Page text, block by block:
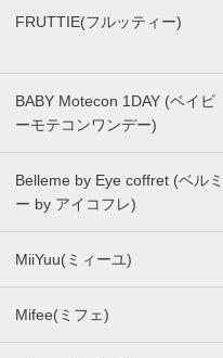
FRUTTIE(フルッティー)
BABY Motecon 1DAY (ベイビ
ーモテコンワンデー)
Belleme by Eye coffret (ベルミ
ー by アイコフレ)
MiiYuu(ミィーユ)
Mifee(ミフェ)